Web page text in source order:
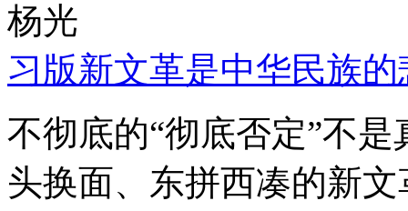
杨光
习版新文革是中华民族的
不彻底的“彻底否定”不
头换面、东拼西凑的新